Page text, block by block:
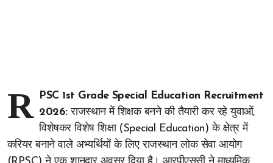
R
PSC 1st Grade Special Education Recruitment
2026:राजस्थान में शिक्षक बनने की तैयारी कर रहे युवाओं,
विशेषकर विशेष शिक्षा (Special Education) के क्षेत्र में
करियर बनाने वाले अभ्यर्थियों के लिए राजस्थान लोक सेवा आयोग